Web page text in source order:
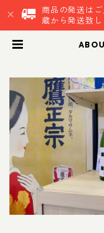
商品の発送は
蔵から発送致し